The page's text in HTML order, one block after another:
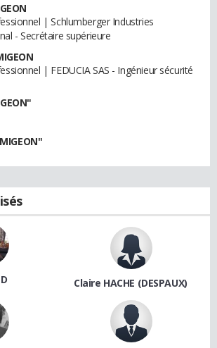
| Schlumberger Industries
- Secrétaire supérieure
| FEDUCIA SAS - Ingénieur sécurité
Claire HACHE (DESPAUX)